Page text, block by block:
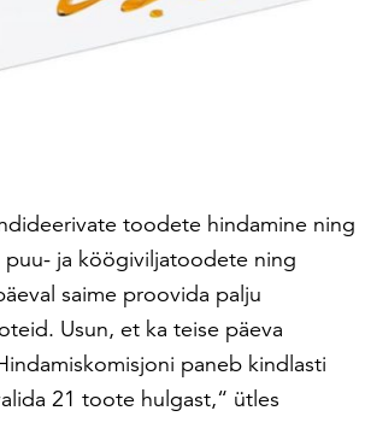
toodete hindamine ning
ja köögiviljatoodete ning
saime proovida palju
Usun, et ka teise päeva
paneb kindlasti
21 toote hulgast,“ ütles